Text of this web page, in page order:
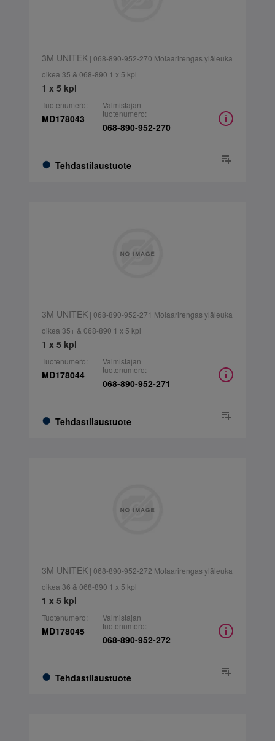
3M UNITEK| 068-890-952-270 Molaarirengas yläleuka
oikea 35 & 068-890 1 x 5 kpl
1 x 5 kpl
Tuotenumero:
MD178043
Tehdastilaustuote
Valmistajan
tuotenumero:
068-890-952-270
3M UNITEK| 068-890-952-271 Molaarirengas yläleuka
oikea 35+ & 068-890 1 x 5 kpl
1 x 5 kpl
Tuotenumero:
MD178044
Tehdastilaustuote
Valmistajan
tuotenumero:
068-890-952-271
3M UNITEK| 068-890-952-272 Molaarirengas yläleuka
oikea 36 & 068-890 1 x 5 kpl
1 x 5 kpl
Tuotenumero:
MD178045
Tehdastilaustuote
Valmistajan
tuotenumero:
068-890-952-272